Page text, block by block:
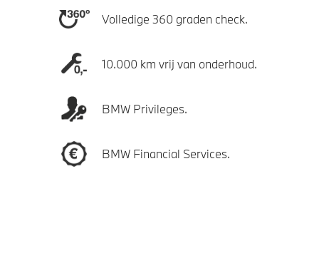
Volledige 360 graden check.
10.000 km vrij van onderhoud.
BMW Privileges.
BMW Financial Services.